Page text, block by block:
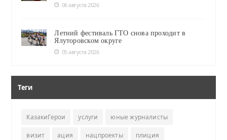
06 августа 2026
Летний фестиваль ГТО снова проходит в
Ялуторовском округе
05 августа 2026
Теги
КазакиГерои услуги юные журналисты
визит ация нацпроекты плиция